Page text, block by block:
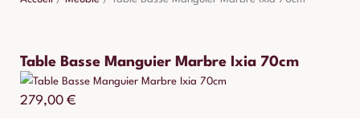
Table Basse Manguier Marbre Ixia 70cm
279,00 €